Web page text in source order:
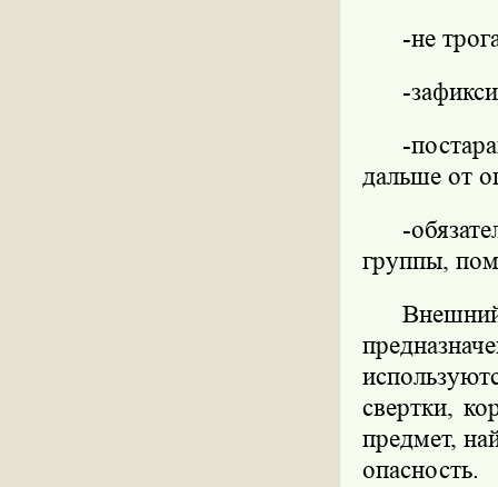
-не
-
-
дальше от
-
группы,
свертки,
предмет,
опасность.